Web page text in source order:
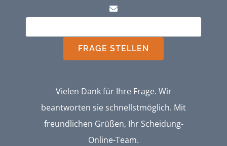
FRAGE STELLEN
Vielen Dank für Ihre Frage. Wir
beantworten sie schnellstmöglich. Mit
freundlichen Grüßen, Ihr Scheidung-
Online-Team.